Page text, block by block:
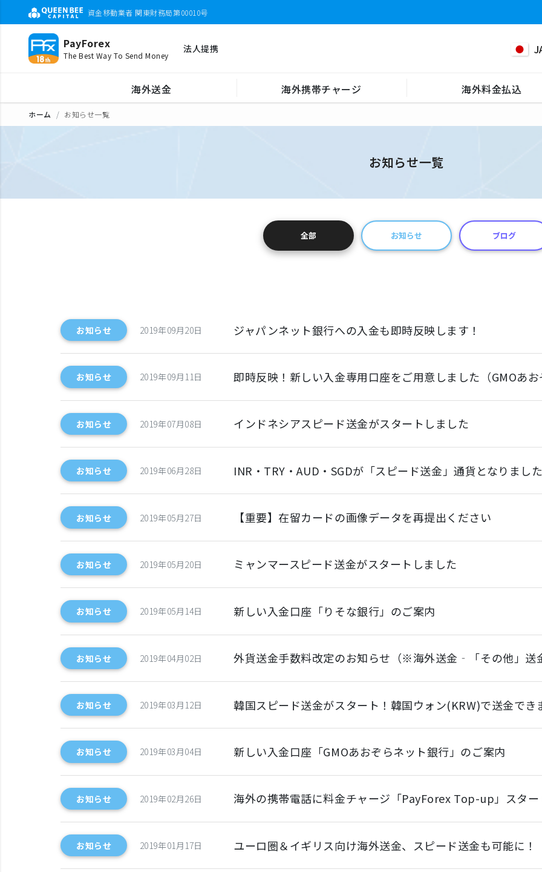
資金移動業者 関東財務局第00010号
PayForex
The Best Way To Send Money
法人提携
海外送金 海外携帯チャージ 海外料金払込
ホーム お知らせ一覧
お知らせ一覧
全部 お知らせ ブログ
お知らせ 2019年09月20日 ジャパンネット銀行への入金も即時反映します！
お知らせ 2019年09月11日 即時反映！新しい入金専用口座をご用意しました（GMOあお
お知らせ 2019年07月08日 インドネシアスピード送金がスタートしました
お知らせ 2019年06月28日 INR・TRY・AUD・SGDが「スピード送金」通貨となりました
お知らせ 2019年05月27日 【重要】在留カードの画像データを再提出ください
お知らせ 2019年05月20日 ミャンマースピード送金がスタートしました
お知らせ 2019年05月14日 新しい入金口座「りそな銀行」のご案内
お知らせ 2019年04月02日 外貨送金手数料改定のお知らせ（※海外送金‐「その他」送
お知らせ 2019年03月12日 韓国スピード送金がスタート！韓国ウォン(KRW)で送金でき
お知らせ 2019年03月04日 新しい入金口座「GMOあおぞらネット銀行」のご案内
お知らせ 2019年02月26日 海外の携帯電話に料金チャージ「PayForex Top-up」スター
お知らせ 2019年01月17日 ユーロ圏＆イギリス向け海外送金、スピード送金も可能に！